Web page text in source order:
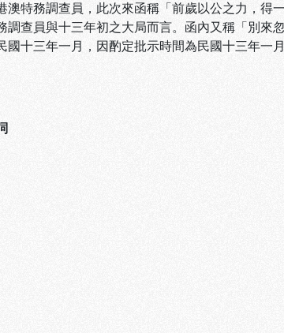
調查員，此次來函稱「前歲以公之力，得一
與十三年初之大局而言。函內又稱「別來忽
年一月，因酌定批示時間為民國十三年一月